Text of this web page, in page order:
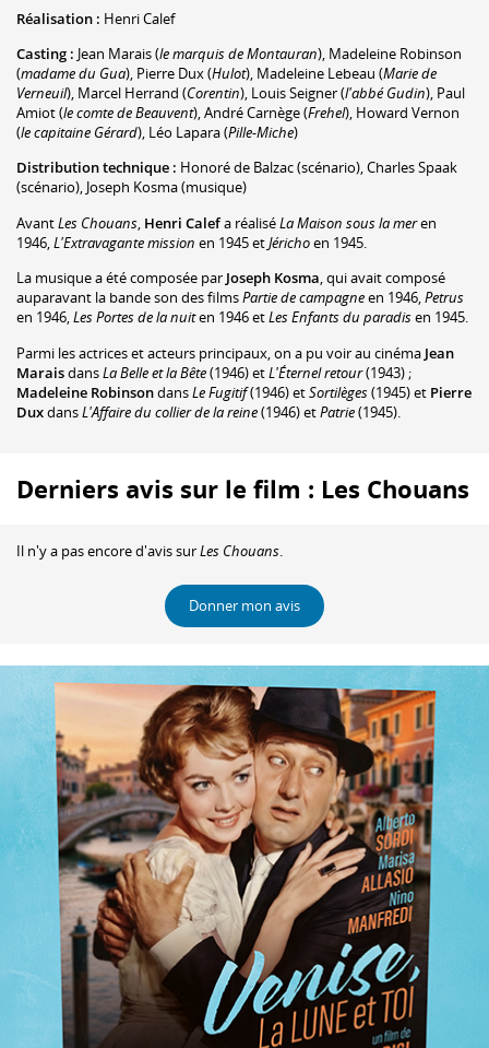
Réalisation : Henri Calef
Casting : Jean Marais(le marquis de Montauran), Madeleine Robinson
(madame du Gua), Pierre Dux(Hulot), Madeleine Lebeau (Marie de
Verneuil), Marcel Herrand (Corentin), Louis Seigner(l'abbé Gudin), Paul
Amiot(le comte de Beauvent),André Carnège(Frehel), Howard Vernon
(le capitaine Gérard), Léo Lapara(Pille-Miche)
Distribution technique : Honoré de Balzac(scénario),Charles Spaak
(scénario), Joseph Kosma(musique)
AvantLes Chouans, Henri Calefa réaliséLa Maison sous la meren
1946,L'Extravagante mission en 1945 etJérichoen 1945.
La musique a été composée par Joseph Kosma, qui avait composé
auparavant la bande son des filmsPartie de campagneen 1946,Petrus
en 1946,Les Portes de la nuiten 1946 etLes Enfants du paradisen 1945.
Parmi les actrices et acteurs principaux, on a pu voir au cinéma Jean
MaraisdansLa Belle et la Bête(1946) etL'Éternel retour(1943) ;
Madeleine RobinsondansLe Fugitif(1946) etSortilèges(1945) et Pierre
DuxdansL'Affaire du collier de la reine(1946) etPatrie(1945).
Derniers avis sur le film : Les Chouans
Il n'y a pas encore d'avis surLes Chouans.
Donner mon avis